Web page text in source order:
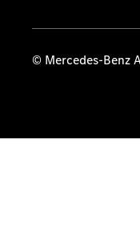
© Mercedes-Benz